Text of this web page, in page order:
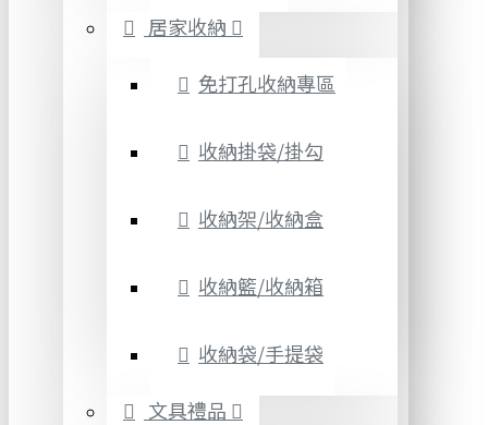
居家收納
免打孔收納專區
收納掛袋/掛勾
收納架/收納盒
收納籃/收納箱
收納袋/手提袋
文具禮品